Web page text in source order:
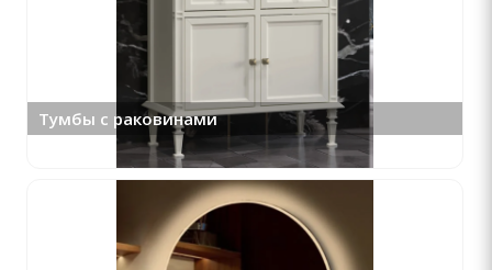
Тумбы с раковинами